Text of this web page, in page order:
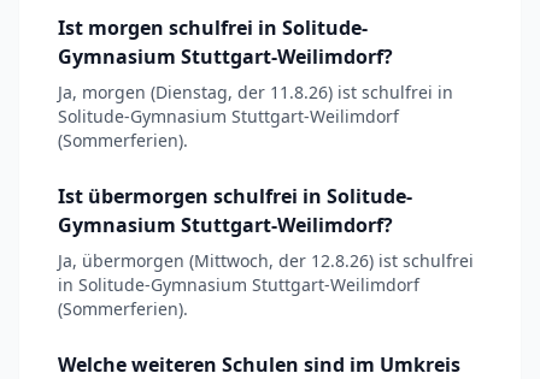
Ist morgen schulfrei in Solitude-
Gymnasium Stuttgart-Weilimdorf?
Ja, morgen (Dienstag, der 11.8.26) ist schulfrei in
Solitude-Gymnasium Stuttgart-Weilimdorf
(Sommerferien).
Ist übermorgen schulfrei in Solitude-
Gymnasium Stuttgart-Weilimdorf?
Ja, übermorgen (Mittwoch, der 12.8.26) ist schulfrei
in Solitude-Gymnasium Stuttgart-Weilimdorf
(Sommerferien).
Welche weiteren Schulen sind im Umkreis